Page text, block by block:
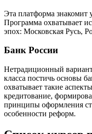
Эта платформа знакомит
Программа охватывает
эпох: Московская Русь,
Банк России
Нетрадиционный
класса постичь основы
охватывает такие
кредитование,
принципы оформления
особенности реформ.